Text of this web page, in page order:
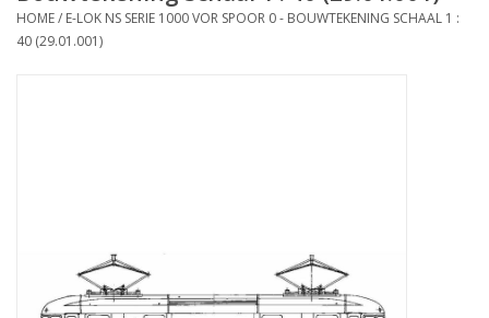
Scenery
Nieuwe tekeningen
HOME/ E-LOK NS SERIE 1000 VOR SPOOR 0 - BOUWTEKENING SCHAAL 1 :
40 (29.01.001)